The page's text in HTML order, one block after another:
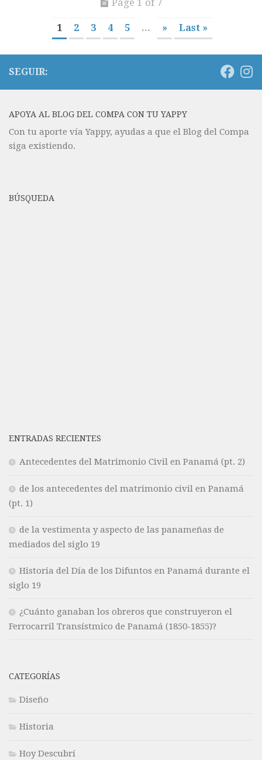
Page 1 of 7
1 2 3 4 5 ... » Last »
SEGUIR:
APOYA AL BLOG DEL COMPA CON TU YAPPY
Con tu aporte vía Yappy, ayudas a que el Blog del Compa
siga existiendo.
BÚSQUEDA
ENTRADAS RECIENTES
Antecedentes del Matrimonio Civil en Panamá (pt. 2)
de los antecedentes del matrimonio civil en Panamá
(pt. 1)
de la vestimenta y aspecto de las panameñas de
mediados del siglo 19
Historia del Día de los Difuntos en Panamá durante el
siglo 19
¿Cuánto ganaban los obreros que construyeron el
Ferrocarril Transístmico de Panamá (1850-1855)?
CATEGORÍAS
Diseño
Historia
Hoy Descubrí